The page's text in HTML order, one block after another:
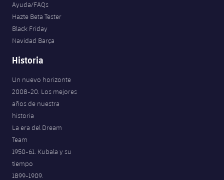
Ayuda/FAQs
Hazte Beta Tester
Black Friday
Navidad Barça
Historia
Un nuevo horizonte
2008-20. Los mejores
años de nuestra
historia
La era del Dream
Team
1950-61. Kubala y su
tiempo
1899-1909.